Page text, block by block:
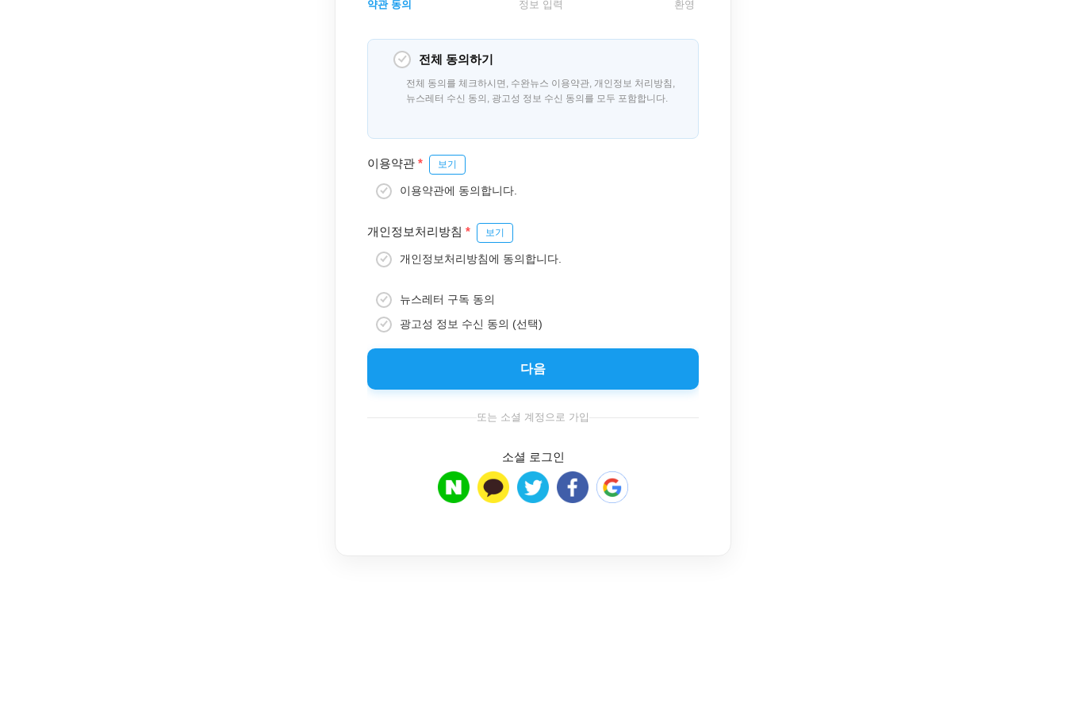
약관 동의 정보 입력 환영
전체 동의하기
전체 동의를 체크하시면, 수완뉴스 이용약관, 개인정보 처리방침,
뉴스레터 수신 동의, 광고성 정보 수신 동의를 모두 포함합니다.
이용약관 * 보기
이용약관에 동의합니다.
개인정보처리방침 * 보기
개인정보처리방침에 동의합니다.
뉴스레터 구독 동의
광고성 정보 수신 동의 (선택)
다음
또는 소셜 계정으로 가입
소셜 로그인